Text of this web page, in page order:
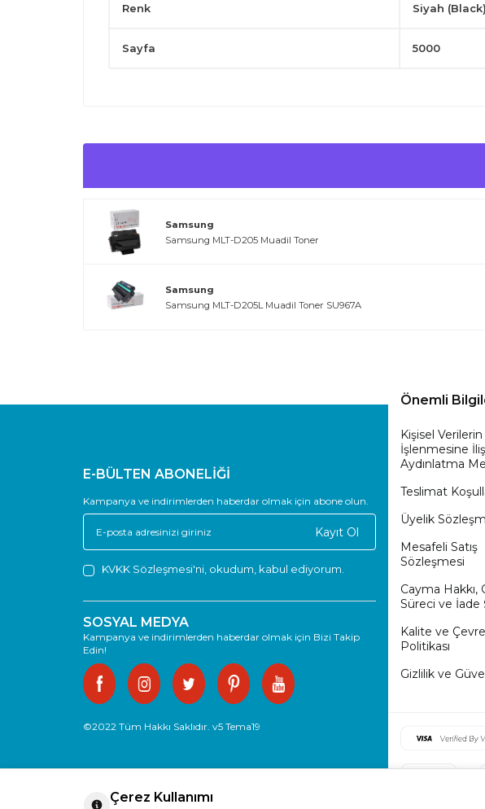
Renk Siyah (Black)
Sayfa 5000
Samsung
Samsung MLT-D205 Muadil Toner
Samsung
Samsung MLT-D205L Muadil Toner SU967A
E-BÜLTEN ABONELİĞİ
Kampanya ve indirimlerden haberdar olmak için abone olun.
Kayıt Ol
KVKK Sözleşmesi'ni , okudum, kabul ediyorum.
SOSYAL MEDYA
Kampanya ve indirimlerden haberdar olmak için Bizi Takip
Edin!
©2022 Tüm Hakkı Saklıdır. v5 Tema19
Önemli
Kişisel Verilerin
İşlenmesine
Aydınlatma
Teslimat
Üyelik
Mesafeli Satış
Sözleşmesi
Cayma Hakkı,
Süreci ve İade
Kalite ve Çevre
Politikası
Gizlilik ve
Çerez Kullanımı